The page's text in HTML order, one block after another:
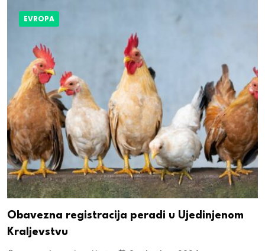
EVROPA
Obavezna registracija peradi u Ujedinjenom
Kraljevstvu